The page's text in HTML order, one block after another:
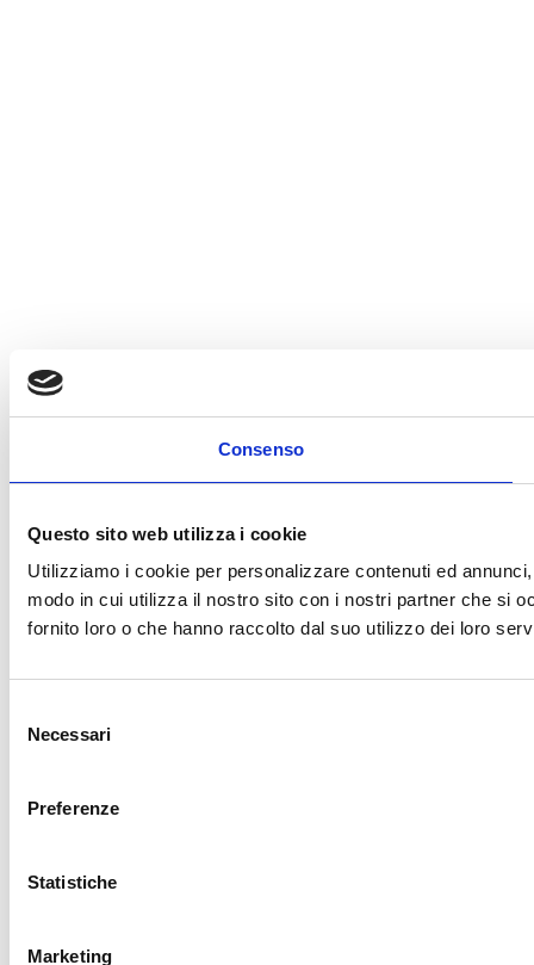
Consenso
Questo sito web utilizza i cookie
Utilizziamo i cookie per personalizzare contenuti ed
modo in cui utilizza il nostro sito con i nostri partner che si
fornito loro o che hanno raccolto dal suo utilizzo dei loro
delNecessari
Preferenze
Statistiche
Marketing